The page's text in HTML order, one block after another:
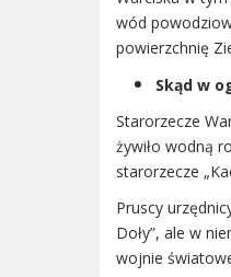
wód
powierzchnię
Skąd w
Starorzecze
żywiło wodną
starorzecze
Pruscy
Doły”, ale w
wojnie